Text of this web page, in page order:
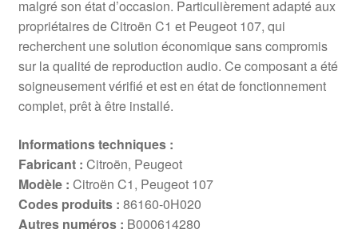
malgré son état d’occasion. Particulièrement adapté aux
propriétaires de Citroën C1 et Peugeot 107, qui
recherchent une solution économique sans compromis
sur la qualité de reproduction audio. Ce composant a été
soigneusement vérifié et est en état de fonctionnement
complet, prêt à être installé.
Informations techniques :
Fabricant : Citroën, Peugeot
Modèle : Citroën C1, Peugeot 107
Codes produits : 86160-0H020
Autres numéros : B000614280